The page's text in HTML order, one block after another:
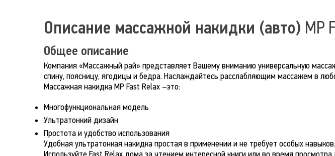
Описание массажной накидки (авто) MP
Общее описание
Компания «Массажный рай» представляет Вашему вниманию универсальную
спину, поясницу, ягодицы и бедра. Наслаждайтесь расслабляющим массажем в
Массажная накидка МР Fast Relax –это:
Многофункциональная модель
Ультратонкий дизайн
Простота и удобство использования
Удобная ультратонкая накидка простая в применении и не требует особых